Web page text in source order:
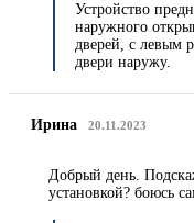
Устройство
наружного
дверей, с левым
двери наружу.
Ирина 20.11.2023
Добрый день.
установкой? боюсь